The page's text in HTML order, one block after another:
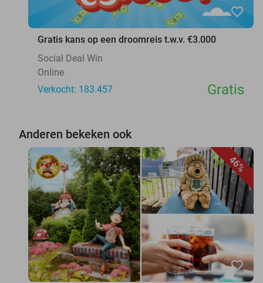
favorite_border
Gratis kans op een droomreis t.w.v. €3.000
Social Deal Win
Online
Verkocht: 183.457
Gratis
Anderen bekeken ook
46%
favorite_border